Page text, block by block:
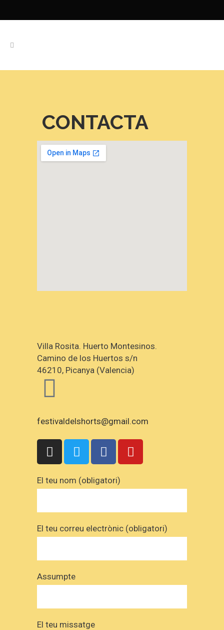
CONTACTA
Villa Rosita. Huerto Montesinos.
Camino de los Huertos s/n
46210, Picanya (Valencia)
festivaldelshorts@gmail.com
El teu nom (obligatori)
El teu correu electrònic (obligatori)
Assumpte
El teu missatge